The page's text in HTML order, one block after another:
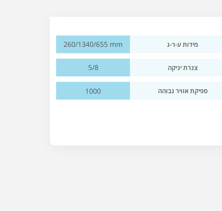
מידות ע-ר-ג 260/1340/655 mm
צנרת יניקה 5/8
ספיקת אוויר גבוהה 1000